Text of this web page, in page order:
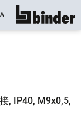
显示所有
, IP40, M9x0,5,